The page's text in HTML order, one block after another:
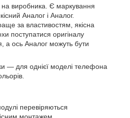
виробника. Є маркування
Аналог і Аналог.
за властивостям, якісна
поступатися оригіналу
а ось Аналог можуть бути
— для однієї моделі телефона
перевіряються